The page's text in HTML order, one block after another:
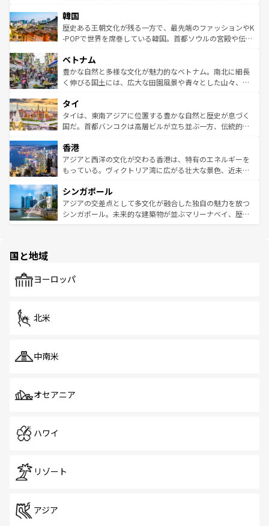
ワイを、存分に味わってほしい。 なお、新着のハワイ情報
はコンテンツ一覧を参照してほしい。
いる。アクティビティも充実しており、サーフィンやダイ
ビング、ハイキングなど、アウトドア好きにはたまらな
い。オーストラリアの多彩な魅力を存分に味わいつくそ
参照してほしい。
ン）、静ひつな山岳地帯である台湾東部など、都市の喧騒
と山間の静けさが共存しており、訪れる人に新しい発見と
驚きをもたらしてくれる。また、奥深い台湾の食文化も魅
容にもいいと評判のスイーツなど、バラエティ豊かな料理
が味わえる。 なお、新着の台湾情報は コンテンツ一覧を参
照してほしい。
韓国
歴史ある王朝文化が残る一方で、最先端のファッションやK
-POPで世界を席巻している韓国。首都ソウルの宮殿や伝統
き、地方に足を延ばせば四季折々の自然美を楽しむことが
できる。そして、キムチや焼肉、絶品のストリートフード
まで、さまざまな韓国料理が待っている。夜には、韓国な
リティに包まれながら、韓国の多彩な魅力を心ゆくまで味
わってみてほしい。 なお、新着の韓国情報はコンテンツ一
覧を参照してほしい。
ベトナム
豊かな自然と多様な文化が魅力的なベトナム。南北に細長
く伸びる国土には、広大な田園風景や青々とした山々、世
急速な発展と共に伝統が息づく。ハノイの古い町並みやホ
ーチミン市のフランス統治時代の建物も、独特の雰囲気を
醸し出している。また、バラエティの豊かさとおいしさで
とつ。フォーやバインミー、ベトナムコーヒーなどは、ぜ
ひ現地で味わいたい。どの地域を訪れてもあたたかい人々
が旅行者を迎えてくれるので、きっと忘れられない旅にな
参照してほしい。
タイ
タイは、東南アジアに位置する豊かな自然と歴史が息づく
国だ。首都バンコクは高層ビルが立ち並ぶ一方、伝統的な
の活気が交差している。北部ではチェンマイなどの山岳地
帯で自然と触れ合い、南部ではプーケットやクラビの美し
いビーチでリゾート気分を楽しむことができる。タイ料理
激する。気候は一年中温暖で、どの季節にも異なる楽しみ
が待っている。親しみやすいタイの人々、仏教を中心とし
た文化、そして多様な観光資源が、訪れる旅人を魅了し続
香港
アジアと西洋の文化が交わる香港は、特有のエネルギーを
もっている。ヴィクトリア湾に広がる壮大な景色、近未来
み、どこを訪れても感動するはず。観光スポットが密集し
ており、効率よく見どころを回れるのも魅力。息をのむよ
うな絶景から文化的な体験まで、香港を存分に楽しみ尽く
シンガポール
アジアの交差点として多文化が融合した独自の魅力を放つ
シンガポール。未来的な建築物が並ぶマリーナベイ、歴史
で、ホーカーズは地元の風情を楽しめる外せないスポット
国と地域
ヨーロッパ
北米
中南米
オセアニア
ハワイ
リゾート
アジア